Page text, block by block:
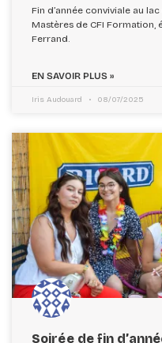
Fin d’année conviviale au
Mastères de CFI Formation,
Ferrand.
EN SAVOIR PLUS »
Iris Audouard 08/07/2025
Soirée de fin